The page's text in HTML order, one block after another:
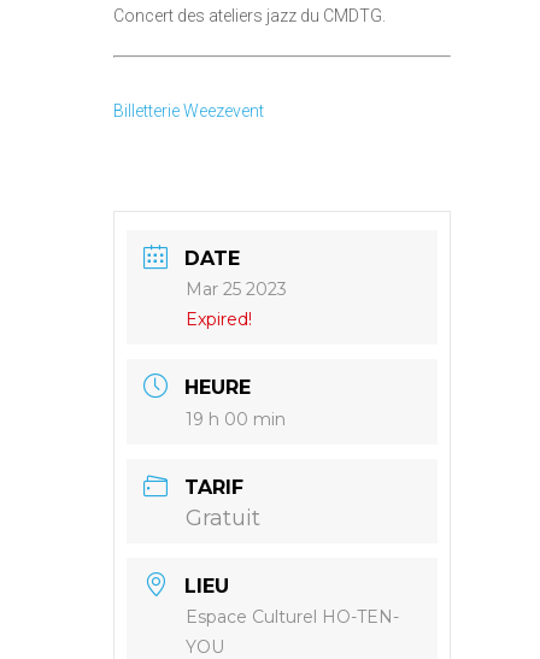
Concert des ateliers jazz du CMDTG.
Billetterie Weezevent
DATE
Mar 25 2023
Expired!
HEURE
19 h 00 min
TARIF
Gratuit
LIEU
Espace Culturel HO-TEN-
YOU